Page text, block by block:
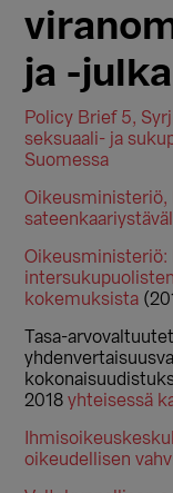
ja -
Policy Brief 5,
seksuaali- ja
Suomessa
Oikeusministeriö,
Oikeusministeriö:
kokemuksista
Tasa-
2018yhteisessä
oikeudellisen